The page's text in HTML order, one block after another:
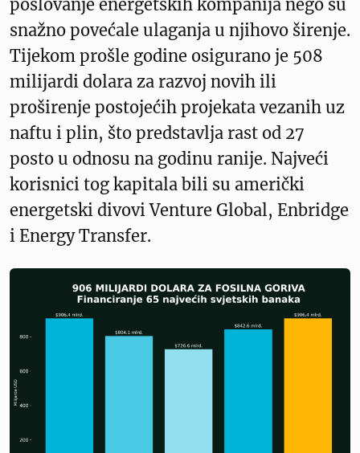
poslovanje energetskih kompanija nego su
snažno povećale ulaganja u njihovo širenje.
Tijekom prošle godine osigurano je 508
milijardi dolara za razvoj novih ili
proširenje postojećih projekata vezanih uz
naftu i plin, što predstavlja rast od 27
posto u odnosu na godinu ranije. Najveći
korisnici tog kapitala bili su američki
energetski divovi Venture Global, Enbridge
i Energy Transfer.